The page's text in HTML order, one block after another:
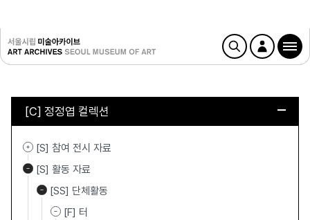
[C] 정정엽 컬렉션
[S] 참여 전시 자료
[S] 활동 자료
[SS] 단체활동
[F] 터